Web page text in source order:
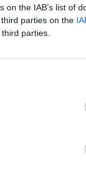
the IAB’s list of
parties on the
parties.
Tactics,
nad
aż czterech
"Alanzq"
czyli
Alanzq po
pierwszym